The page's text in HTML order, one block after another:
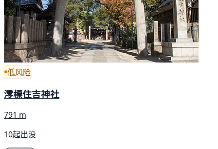
低风险
澪標住吉神社
791 m
10起出没